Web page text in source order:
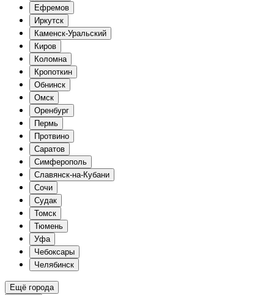
Ефремов
Иркутск
Каменск-Уральский
Киров
Коломна
Кропоткин
Обнинск
Омск
Оренбург
Пермь
Протвино
Саратов
Симферополь
Славянск-на-Кубани
Сочи
Судак
Томск
Тюмень
Уфа
Чебоксары
Челябинск
Ещё города